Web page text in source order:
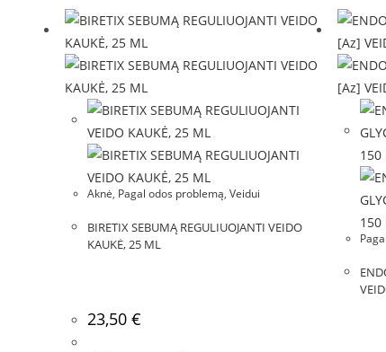
Aknė, Pagal odos problemą, Veidui
BIRETIX SEBUMĄ REGULIUOJANTI VEIDO
KAUKĖ, 25 ML
23,50 €